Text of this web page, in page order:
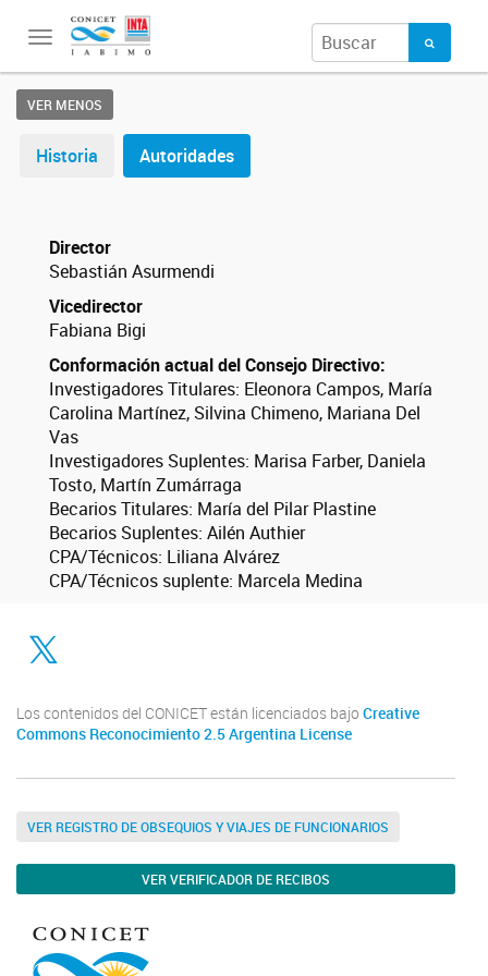
Toggle
VER MENOS
Historia Autoridades
Director
Sebastián Asurmendi
Vicedirector
Fabiana Bigi
Conformación actual del Consejo Directivo:
Investigadores Titulares: Eleonora Campos, María
Carolina Martínez, Silvina Chimeno, Mariana Del
Vas
Investigadores Suplentes: Marisa Farber, Daniela
Tosto, Martín Zumárraga
Becarios Titulares: María del Pilar Plastine
Becarios Suplentes: Ailén Authier
CPA/Técnicos: Liliana Alvárez
CPA/Técnicos suplente: Marcela Medina
Twitter
Los contenidos del CONICET están licenciados bajo Creative
Commons Reconocimiento 2.5 Argentina License
VER REGISTRO DE OBSEQUIOS Y VIAJES DE FUNCIONARIOS
VER VERIFICADOR DE RECIBOS